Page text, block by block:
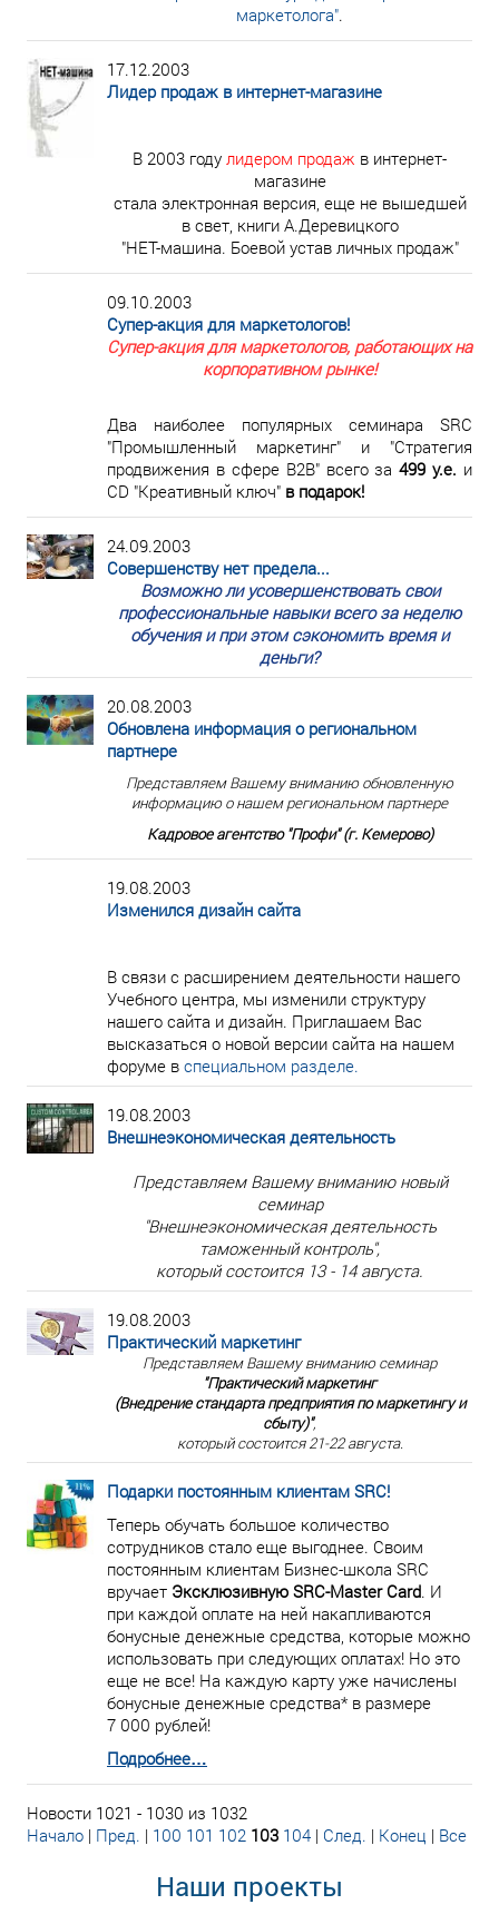
маркетолога".
17.12.2003
Лидер продаж в интернет-магазине
В 2003 году лидером продаж в интернет-
магазине
стала электронная версия, еще не вышедшей
в свет, книги А.Деревицкого
"НЕТ-машина. Боевой устав личных продаж"
09.10.2003
Супер-акция для маркетологов!
Супер-акция для маркетологов, работающих на
корпоративном рынке!
Два наиболее популярных семинара SRC
"Промышленный маркетинг" и "Стратегия
продвижения в сфере В2В" всего за499 у.е. и
CD "Креативный ключ" в подарок!
24.09.2003
Совершенству нет предела...
Возможно ли усовершенствовать свои
профессиональные навыки всего за неделю
обучения и при этом сэкономить время и
деньги?
20.08.2003
Обновлена информация о региональном
партнере
Представляем Вашему вниманию обновленную
информацию о нашем региональном партнере
Кадровое агентство "Профи" (г. Кемерово)
19.08.2003
Изменился дизайн сайта
В связи с расширением деятельности нашего
Учебного центра, мы изменили структуру
нашего сайта и дизайн. Приглашаем Вас
высказаться о новой версии сайта на нашем
форуме в специальном разделе.
19.08.2003
Внешнеэкономическая деятельность
Представляем Вашему вниманию новый
семинар
"Внешнеэкономическая деятельность
таможенный контроль",
который состоится 13 - 14 августа.
19.08.2003
Практический маркетинг
Представляем Вашему вниманию семинар
"Практический маркетинг
(Внедрение стандарта предприятия по маркетингу и
сбыту)",
который состоится 21-22 августа.
Подарки постоянным клиентам SRC!
Теперь обучать большое количество
сотрудников стало еще выгоднее. Своим
постоянным клиентам Бизнес-школа SRC
вручает Эксклюзивную SRC-Master Card. И
при каждой оплате на ней накапливаются
бонусные денежные средства, которые можно
использовать при следующих оплатах! Но это
еще не все! На каждую карту уже начислены
бонусные денежные средства* в размере
7 000 рублей!
Подробнее…
Новости 1021 - 1030 из 1032
Начало | Пред. | 100 101 102 103 104 | След. | Конец | Все
Наши проекты